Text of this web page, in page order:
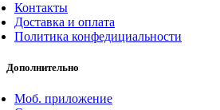
Контакты
Доставка и оплата
Политика конфедициальности
Дополнительно
Моб. приложение